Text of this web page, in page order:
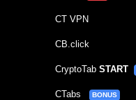
CT VPN
CB.click
CryptoTab START
CTabs BONUS